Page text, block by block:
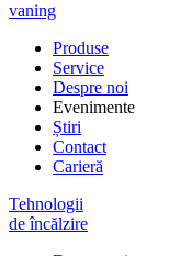
vaning
Produse
Service
Despre noi
Evenimente
Știri
Contact
Carieră
Tehnologii
de încălzire